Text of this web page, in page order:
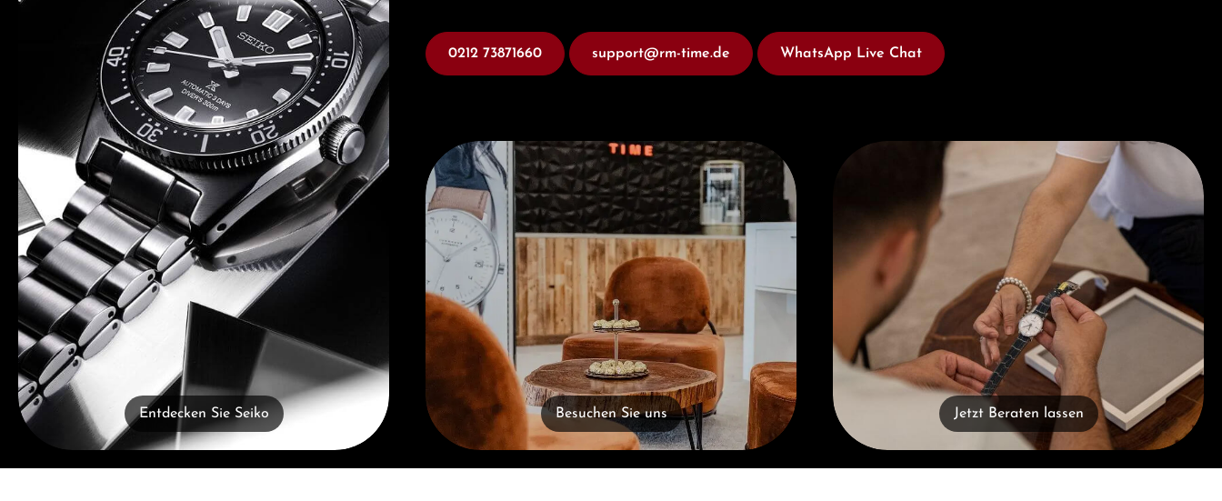
Entdecken Sie Seiko
0212 73871660 support@rm-time.de WhatsApp Live Chat
Besuchen Sie uns
Besuchen Sie uns
Jetzt Beraten lassen
Jetzt Beraten lassen